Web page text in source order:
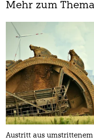
Mehr zum Thema
Austritt aus